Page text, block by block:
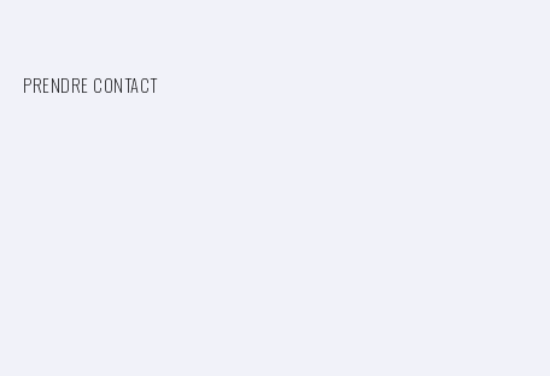
PRENDRE CONTACT